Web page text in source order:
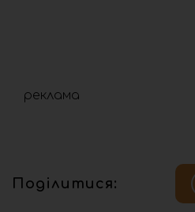
реклама
Поділитися: